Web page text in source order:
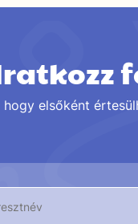
hogy elsőként